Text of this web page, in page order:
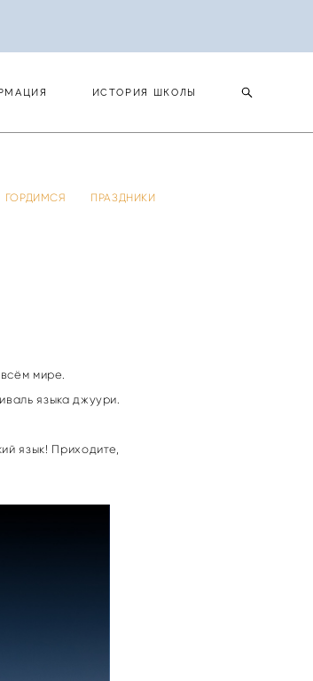
ИСТОРИЯ ШКОЛЫ
ГОРДИМСЯ ПРАЗДНИКИ
мире.
языка джуури.
язык! Приходите,